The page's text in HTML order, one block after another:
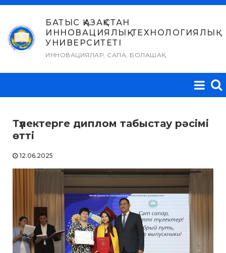
Skip
content
БАТЫС ҚАЗАҚСТАН
ИННОВАЦИЯЛЫҚ-ТЕХНОЛОГИЯЛЫҚ
УНИВЕРСИТЕТІ
ИННОВАЦИЯЛАР, САПА, БОЛАШАҚ
Түлектерге диплом табыстау рәсімі
өтті
12.06.2025